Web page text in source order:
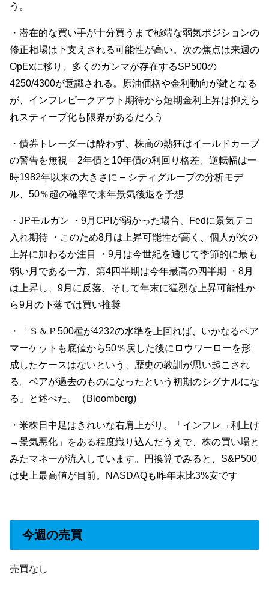
う。
・ 潜在的な買い手が十分買うまで極端な弱気ポジションの
修正相場は下支えされる可能性が高い。次の焦点は来週の
OpExに移り、多くのガンマが存在するSP500の
4250/4300が意識される。原油価格や金利動向が鍵となる
が、インフレピークアウト期待から短期金利上昇は抑えら
れスティープ化も限界があるだろう
・債券トレーダーは酔わず、株高の熱狂はイールドカーブ
の警告を無視 – 2年債と10年債の利回り格差、逆転幅は一
時1982年以来の大きさに – シティグループの分析モデ
ル、50％超の確率で来年景気後退を予想
・JPモルガン ・9月CPIが弱かった場合、Fedに景気テコ
入れ期待 ・このため8月は上昇可能性が高く、個人が次の
上昇に加わるか注目 ・9月は今世紀を通じて季節的に最も
弱い月である一方、第4四半期は今年最高の四半期 ・8月
は上昇し、9月に反落、そして年末に猛烈な上昇可能性か
ら9月の下落では買い推奨
・「Ｓ＆Ｐ500種が4232の水準を上回れば、いかなるベア
マーケットも底値から50％戻した後にロウワーローを形
成したケースはないという、歴史の教訓が思い起こされ
る。ベアが過去のものになったという初期のシグナルにな
る」と述べた。（Bloomberg)
・米株日中足はきれいな右肩上がり。「インフレ→利上げ
→景気悪化」をある程度織り込んだうえで、株の買い場と
みたマネーが流入しています。円換算でみると、S&P500
は史上最高値が目前。NASDAQも昨年末比3%安です
今週の売買
売買なし